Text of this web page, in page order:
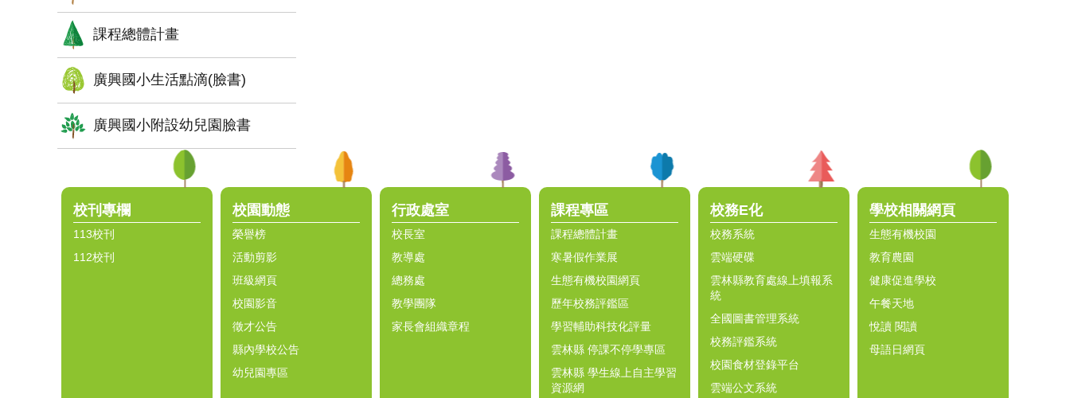
課程總體計畫
廣興國小生活點滴(臉書)
廣興國小附設幼兒園臉書
校刊專欄
113校刊
112校刊
校園動態
榮譽榜
活動剪影
班級網頁
校園影音
徵才公告
縣內學校公告
幼兒園專區
行政處室
校長室
教導處
總務處
教學團隊
家長會組織章程
課程專區
課程總體計畫
寒暑假作業展
生態有機校園網頁
歷年校務評鑑區
學習輔助科技化評量
雲林縣 停課不停學專區
雲林縣 學生線上自主學習
資源網
校務E化
校務系統
雲端硬碟
雲林縣教育處線上填報系
統
全國圖書管理系統
校務評鑑系統
校園食材登錄平台
雲端公文系統
學校相關網頁
生態有機校園
教育農園
健康促進學校
午餐天地
悅讀 閱讀
母語日網頁